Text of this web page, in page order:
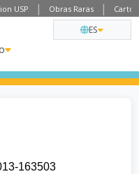
USP Obras Raras
ES
163503